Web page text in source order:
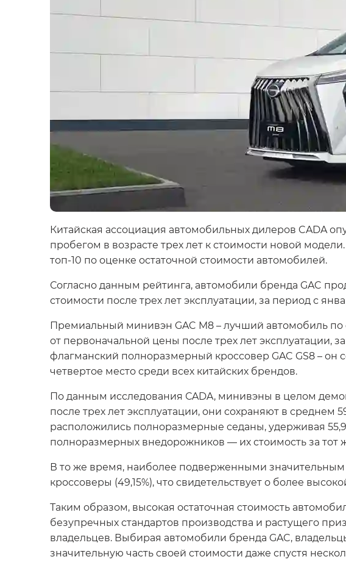
Китайская ассоциация автомобильных дилеров CADA
пробегом в возрасте трех лет к стоимости новой
топ-10 по оценке остаточной стоимости автомобилей.
Согласно данным рейтинга, автомобили бренда GAC
стоимости после трех лет эксплуатации, за период с
Премиальный минивэн GAC M8 – лучший автомобиль
от первоначальной цены после трех лет эксплуатации,
флагманский полноразмерный кроссовер GAC GS8 – он
четвертое место среди всех китайских брендов.
По данным исследования СADA, минивэны в целом
после трех лет эксплуатации, они сохраняют в
расположились полноразмерные седаны, удерживая
полноразмерных внедорожников — их стоимость за тот
В то же время, наиболее подверженными
кроссоверы (49,15%), что свидетельствует о более
Таким образом, высокая остаточная стоимость
безупречных стандартов производства и растущего
владельцев. Выбирая автомобили бренда GAC,
значительную часть своей стоимости даже спустя